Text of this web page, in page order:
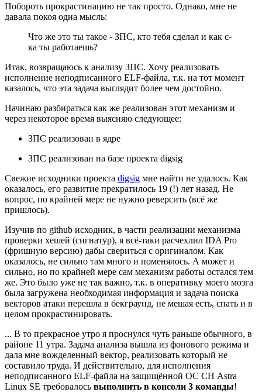
Побороть прокрастинацию не так просто. Однако, мне не
давала покоя одна мысль:
Что же это ты такое - ЗПС, кто тебя сделал и как с-
ка ты работаешь?
Итак, возвращаюсь к анализу ЗПС. Хочу реализовать
исполнение неподписанного ELF-файла, т.к. на тот момент
казалось, что эта задача выглядит более чем достойно.
Начинаю разбираться как же реализован этот механизм и
через некоторое время выясняю следующее:
ЗПС реализован в ядре
ЗПС реализован на базе проекта digsig
Свежие исходники проекта digsig мне найти не удалось. Как
оказалось, его развитие прекратилось 19 (!) лет назад. Не
вопрос, по крайней мере не нужно реверсить (всё же
пришлось).
Изучив по github исходник, в части реализации механизма
проверки хешей (сигнатур), я всё-таки расчехлил IDA Pro
(фришную версию) дабы свериться с оригиналом. Как
оказалось, не сильно там много и поменялось. А может и
сильно, но по крайней мере сам механизм работы остался тем
же. Это было уже не так важно, т.к. в оперативку моего мозга
была загружена необходимая информация и задача поиска
векторов атаки перешла в бекграунд, не мешая есть, спать и в
целом прокрастинировать.
... В то прекрасное утро я проснулся чуть раньше обычного, в
районе 11 утра. Задача анализа вышла из фонового режима и
дала мне вожделенный вектор, реализовать который не
составило труда. И действительно, для исполнения
неподписанного ELF-файла на защищённой ОС СН Astra
Linux SE требовалось выполнить в консоли 3 команды!